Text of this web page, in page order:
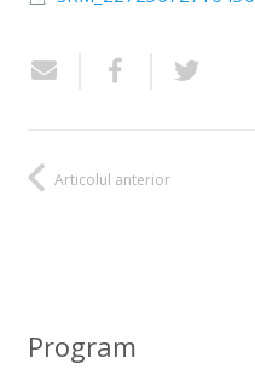
Articolul anterior
Program